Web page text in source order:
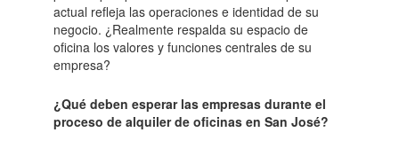
actual refleja las operaciones e identidad de su
negocio. ¿Realmente respalda su espacio de
oficina los valores y funciones centrales de su
empresa?
¿Qué deben esperar las empresas durante el
proceso de alquiler de oficinas en San José?